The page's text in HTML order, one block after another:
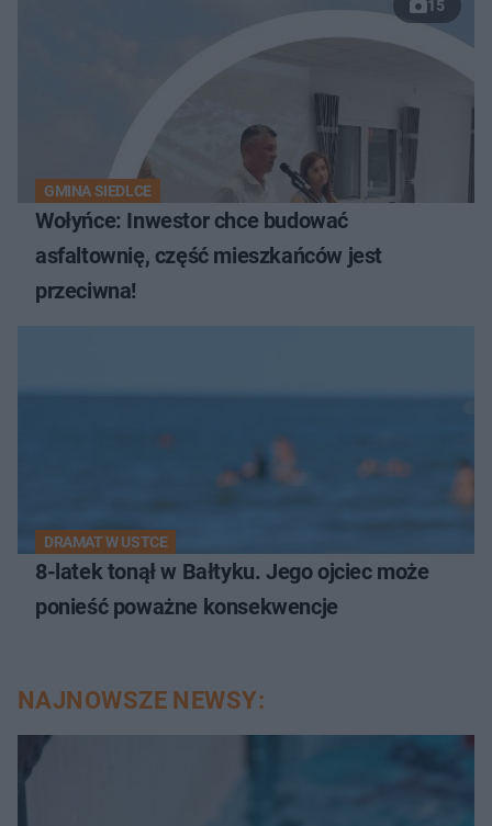
15
GMINA SIEDLCE
Wołyńce: Inwestor chce budować
asfaltownię, część mieszkańców jest
przeciwna!
DRAMAT W USTCE
8-latek tonął w Bałtyku. Jego ojciec może
ponieść poważne konsekwencje
NAJNOWSZE NEWSY: